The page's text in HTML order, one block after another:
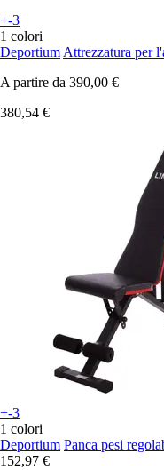
+-3
1 colori
Deportium Attrezzatura per
A partire da 390,00 €
380,54 €
+-3
1 colori
Deportium Panca pesi
152,97 €